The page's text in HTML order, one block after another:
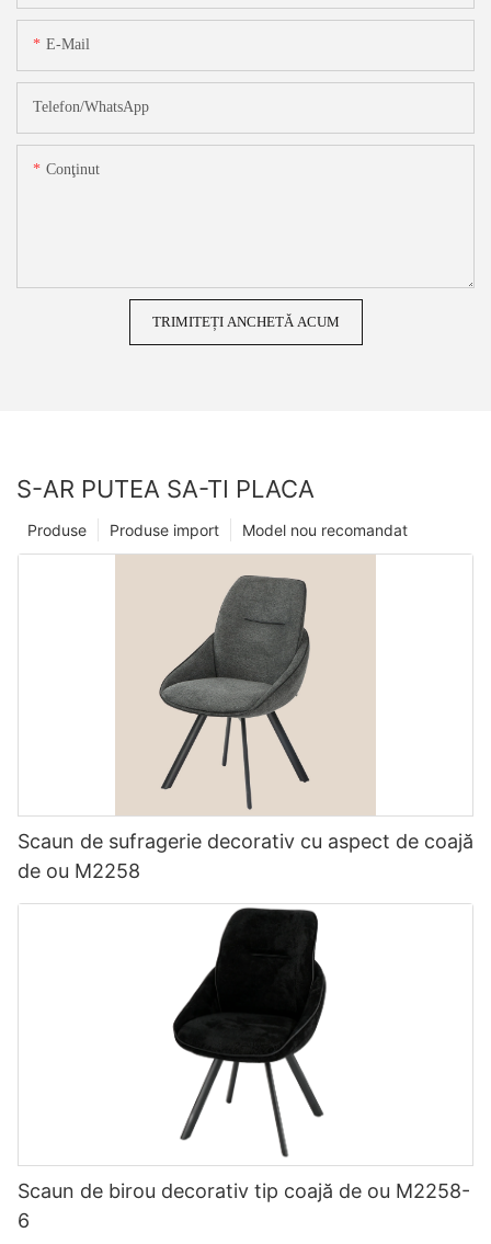
E-Mail
Telefon/WhatsApp
Conţinut
TRIMITEȚI ANCHETĂ ACUM
S-AR PUTEA SA-TI PLACA
Model nou recomandat
Produse import
Produse
Scaun de sufragerie decorativ cu aspect de coajă
de ou M2258
Scaun de birou decorativ tip coajă de ou M2258-
6